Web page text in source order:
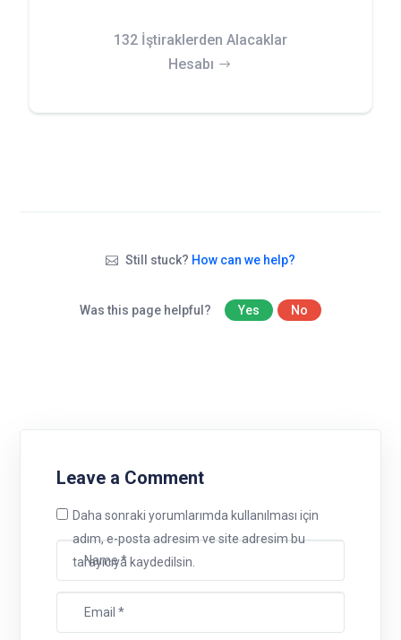
132 İştiraklerden Alacaklar
Hesabı
Still stuck? How can we help?
Was this page helpful? Yes No
Leave a Comment
Daha sonraki yorumlarımda kullanılması için
adım, e-posta adresim ve site adresim bu
tarayıcıya kaydedilsin.